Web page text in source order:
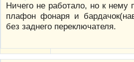
Ничего не работало, но к нему
плафон фонаря и
без заднего переключателя.